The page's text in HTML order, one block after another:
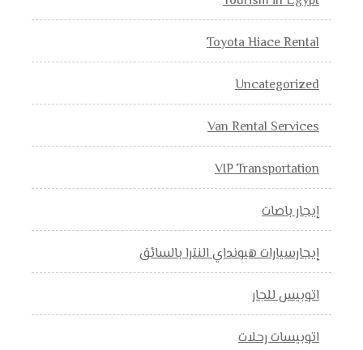
Toyota Hiace Rental
Uncategorized
Van Rental Services
VIP Transportation
إيجار باصات
إيجارسيارات هيونداي النترا بالسائق
اتوبيس للجار
اتوبيسات رحلات